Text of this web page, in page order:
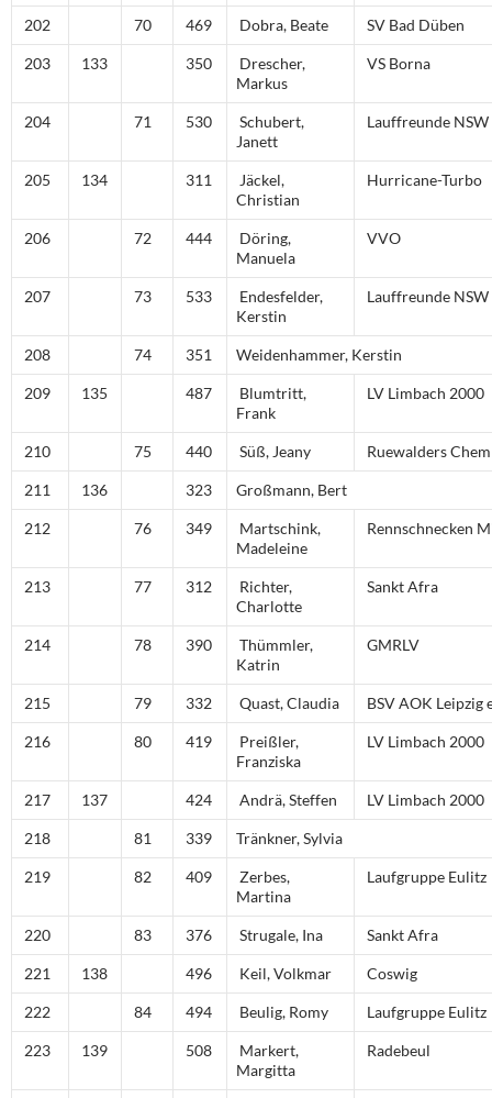
202 70 469 Dobra, Beate SV Bad Düben
203 133 350
Drescher,
Markus
VS Borna
204 71 530
Schubert,
Janett
Lauffreunde NSW
205 134 311
Jäckel,
Christian
Hurricane-Turbo
206 72 444
Döring,
Manuela
VVO
207 73 533
Endesfelder,
Kerstin
Lauffreunde NSW
208 74 351 Weidenhammer, Kerstin
209 135 487
Blumtritt,
Frank
LV Limbach 2000
210 75 440 Süß, Jeany Ruewalders
211 136 323 Großmann, Bert
212 76 349
Martschink,
Madeleine
Rennschnecken
213 77 312
Richter,
Charlotte
Sankt Afra
214 78 390
Thümmler,
Katrin
GMRLV
215 79 332 Quast, Claudia BSV AOK Leipzig
216 80 419
Preißler,
Franziska
LV Limbach 2000
217 137 424 Andrä, Steffen LV Limbach 2000
218 81 339 Tränkner, Sylvia
219 82 409
Zerbes,
Martina
Laufgruppe Eulitz
220 83 376 Strugale, Ina Sankt Afra
221 138 496 Keil, Volkmar Coswig
222 84 494 Beulig, Romy Laufgruppe Eulitz
223 139 508
Markert,
Margitta
Radebeul